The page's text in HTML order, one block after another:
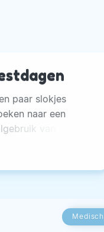
paar slokjes
naar een
van
Medisch